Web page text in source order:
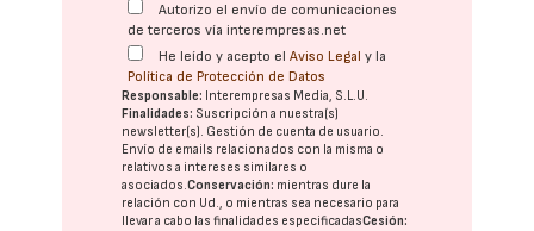
Autorizo el envío de comunicaciones
de terceros vía interempresas.net
He leído y acepto elAviso Legal y la
Política de Protección de Datos
Responsable: Interempresas Media, S.L.U.
Finalidades: Suscripción a nuestra(s)
newsletter(s). Gestión de cuenta de usuario.
Envío de emails relacionados con la misma o
relativos a intereses similares o
asociados.Conservación: mientras dure la
relación con Ud., o mientras sea necesario para
llevar a cabo las finalidades especificadasCesión: